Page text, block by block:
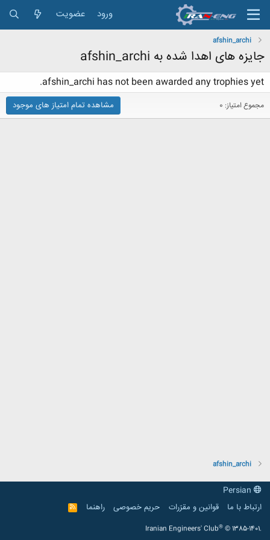
ورود عضویت
afshin_archi
جایزه های اهدا شده به afshin_archi
afshin_archi has not been awarded any trophies yet.
مجموع امتیاز: 0 مشاهده تمام امتیاز های موجود
afshin_archi
ارتباط با ما
قوانین و مقرّرات حریم خصوصی راهنما
R
S
Iranian Engineers' Club® © 1385-1401.